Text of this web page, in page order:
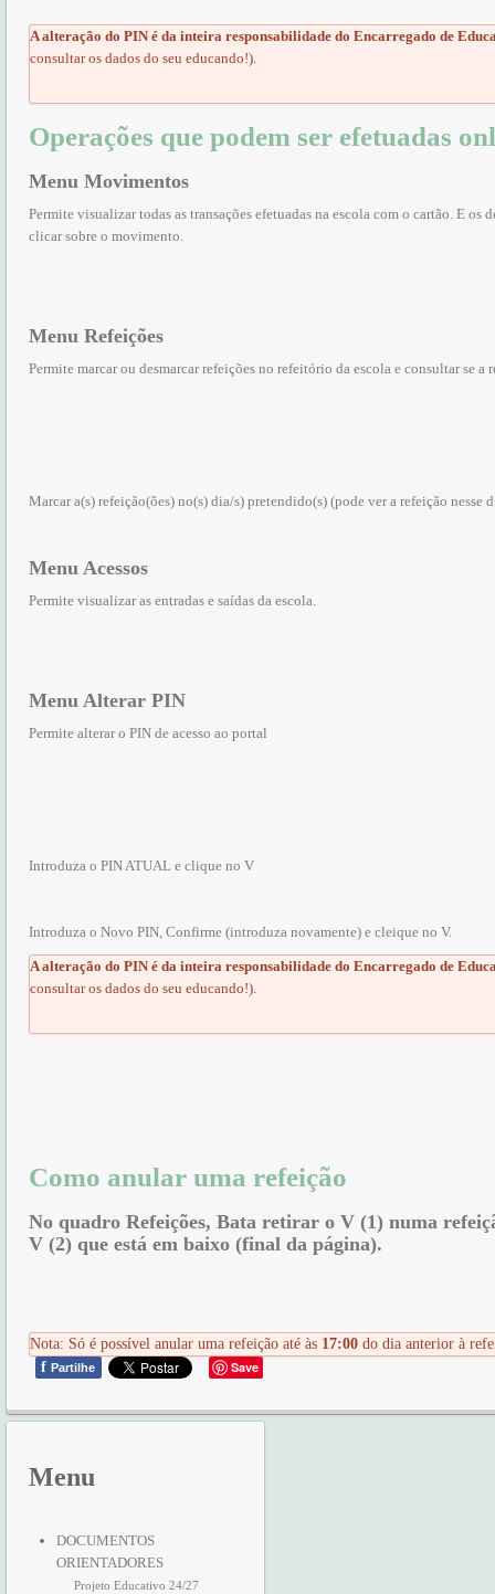
A alteração do PIN é da inteira responsabilidade do Encarregado de
consultar os dados do seu educando!).
Operações que podem ser efetuadas
Menu Movimentos
Permite visualizar todas as transações efetuadas na escola com o cartão. E os
clicar sobre o movimento.
Menu Refeições
Permite marcar ou desmarcar refeições no refeitório da escola e consultar se
Marcar a(s) refeição(ões) no(s) dia/s) pretendido(s) (pode ver a refeição nesse
Menu Acessos
Permite visualizar as entradas e saídas da escola.
Menu Alterar PIN
Permite alterar o PIN de acesso ao portal
Introduza o PIN ATUAL e clique no V
Introduza o Novo PIN, Confirme (introduza novamente) e cleique no V.
A alteração do PIN é da inteira responsabilidade do Encarregado de
consultar os dados do seu educando!).
Como anular uma refeição
No quadro Refeições, Bata retirar o V (1) numa
V (2) que está em baixo (final da página).
Nota: Só é possível anular uma refeição até às 17:00 do dia anterior à
f Partilhe Save
Menu
DOCUMENTOS
ORIENTADORES
Projeto Educativo 24/27